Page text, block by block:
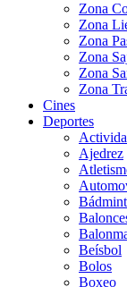
Zona
Zona
Zona
Zona
Zona
Zona
Cines
Deportes
Ajedrez
Beísbol
Bolos
Boxeo